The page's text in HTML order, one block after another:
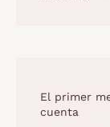
El primer
cuenta